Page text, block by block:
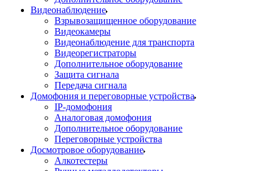
Видеонаблюдение
Взрывозащищенное оборудование
Видеокамеры
Видеонаблюдение для транспорта
Видеорегистраторы
Дополнительное оборудование
Защита сигнала
Передача сигнала
Домофония и переговорные устройства
IP-домофония
Аналоговая домофония
Дополнительное оборудование
Переговорные устройства
Досмотровое оборудование
Алкотестеры